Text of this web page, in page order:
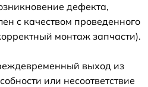
дефекта,
с качеством проведенного
монтаж запчасти).
выход из
или несоответствие